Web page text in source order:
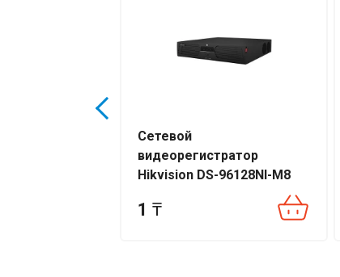
Сетевой
видеорегистратор
Hikvision DS-96128NI-M8
1 ₸